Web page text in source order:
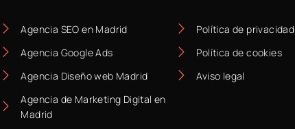
Agencia SEO en Madrid
Agencia Google Ads
Agencia Diseño web Madrid
Agencia de Marketing Digital en
Madrid
Política de privacidad
Política de cookies
Aviso legal